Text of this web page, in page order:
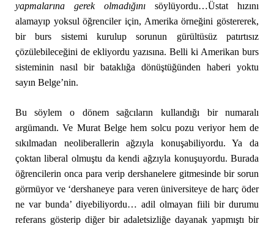
yapmalarına gerek olmadığını söylüyordu…Üstat hızını
alamayıp yoksul öğrenciler için, Amerika örneğini göstererek,
bir burs sistemi kurulup sorunun gürültüsüz patırtısız
çözülebileceğini de ekliyordu yazısına. Belli ki Amerikan burs
sisteminin nasıl bir bataklığa dönüştüğünden haberi yoktu
sayın Belge’nin.
Bu söylem o dönem sağcıların kullandığı bir numaralı
argümandı. Ve Murat Belge hem solcu pozu veriyor hem de
sıkılmadan neoliberallerin ağzıyla konuşabiliyordu. Ya da
çoktan liberal olmuştu da kendi ağzıyla konuşuyordu. Burada
öğrencilerin onca para verip dershanelere gitmesinde bir sorun
görmüyor ve ‘dershaneye para veren üniversiteye de harç öder
ne var bunda’ diyebiliyordu… adil olmayan fiili bir durumu
referans gösterip diğer bir adaletsizliğe dayanak yapmıştı bir